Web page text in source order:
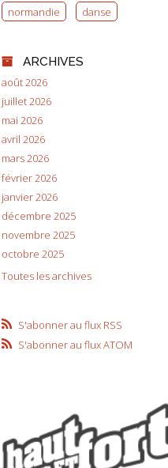
normandie
danse
ARCHIVES
août 2026
juillet 2026
mai 2026
avril 2026
mars 2026
février 2026
janvier 2026
décembre 2025
novembre 2025
octobre 2025
Toutes les archives
S'abonner au flux RSS
S'abonner au flux ATOM